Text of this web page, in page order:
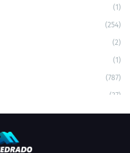
(1)
(254)
(2)
(1)
(787)
(37)
(9)